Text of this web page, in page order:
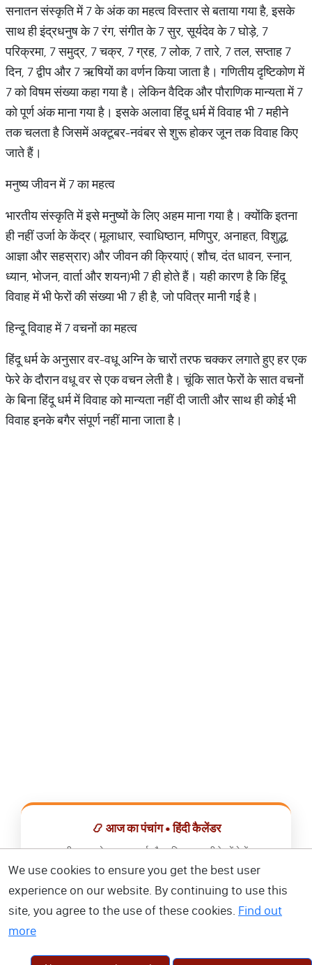
सनातन संस्कृति में 7 के अंक का महत्व विस्तार से बताया गया है, इसके
साथ ही इंद्रधनुष के 7 रंग, संगीत के 7 सुर, सूर्यदेव के 7 घोड़े, 7
परिक्रमा, 7 समुद्र, 7 चक्र, 7 ग्रह, 7 लोक, 7 तारे, 7 तल, सप्ताह 7
दिन, 7 द्वीप और 7 ऋषियों का वर्णन किया जाता है। गणितीय दृष्टिकोण में
7 को विषम संख्या कहा गया है। लेकिन वैदिक और पौराणिक मान्यता में 7
को पूर्ण अंक माना गया है। इसके अलावा हिंदू धर्म में विवाह भी 7 महीने
तक चलता है जिसमें अक्टूबर-नवंबर से शुरू होकर जून तक विवाह किए
जाते हैं।
मनुष्य जीवन में 7 का महत्व
भारतीय संस्कृति में इसे मनुष्यों के लिए अहम माना गया है। क्योंकि इतना
ही नहीं उर्जा के केंद्र ( मूलाधार, स्वाधिष्ठान, मणिपुर, अनाहत, विशुद्ध,
आज्ञा और सहस्रार) और जीवन की क्रियाएं ( शौच, दंत धावन, स्नान,
ध्यान, भोजन, वार्ता और शयन)भी 7 ही होते हैं। यही कारण है कि हिंदू
विवाह में भी फेरों की संख्या भी 7 ही है, जो पवित्र मानी गई है।
हिन्दू विवाह में 7 वचनों का महत्व
हिंदू धर्म के अनुसार वर-वधू अग्नि के चारों तरफ चक्कर लगाते हुए हर एक
फेरे के दौरान वधू वर से एक वचन लेती है। चूंकि सात फेरों के सात वचनों
के बिना हिंदू धर्म में विवाह को मान्यता नहीं दी जाती और साथ ही कोई भी
विवाह इनके बगैर संपूर्ण नहीं माना जाता है।
📿 आज का पंचांग • हिंदी कैलेंडर
सभी व्रत, त्योहार, शुभ मुहूर्त और राशिफल एक ही ऐप में देखें।
📅 हिंदी कैलेंडर ऐप डाउनलोड करें
We use cookies to ensure you get the best user
experience on our website. By continuing to use this
site, you agree to the use of these cookies. Find out
more